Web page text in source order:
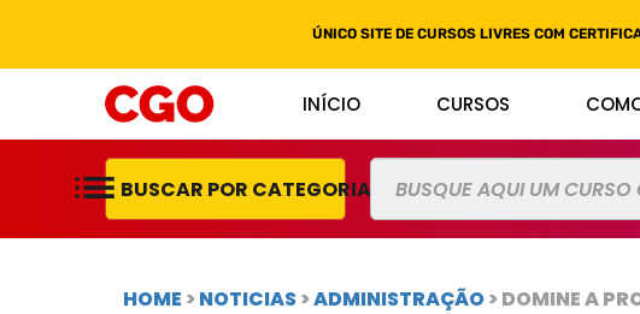
ÚNICO SITE DE CURSOS LIVRES COM
INÍCIO CURSOS
BUSCAR POR CATEGORIAS
HOME >NOTICIAS>ADMINISTRAÇÃO> DOMINE A